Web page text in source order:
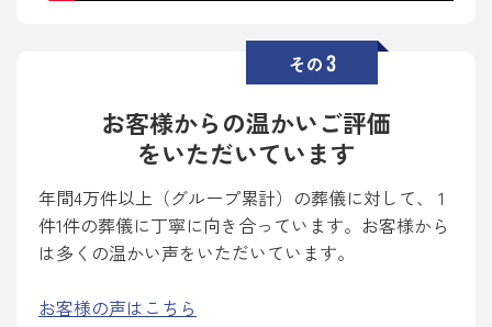
その3
お客様からの温かいご評価
をいただいています
年間4万件以上（グループ累計）の葬儀に対して、 1
件1件の葬儀に丁寧に向き合っています。お客様から
は多くの温かい声をいただいています。
お客様の声はこちら